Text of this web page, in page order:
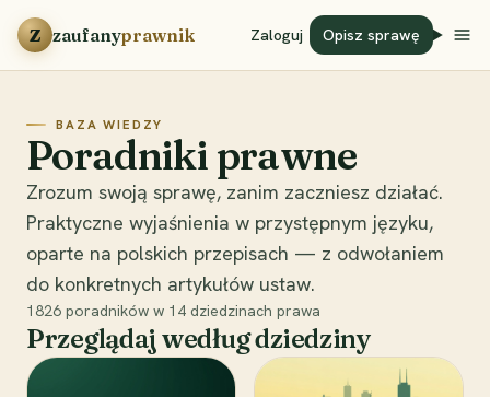
Przejdź do treści
Z zaufanyprawnik Zaloguj Opisz sprawę
BAZA WIEDZY
Poradniki prawne
Zrozum swoją sprawę, zanim zaczniesz działać.
Praktyczne wyjaśnienia w przystępnym języku,
oparte na polskich przepisach — z odwołaniem
do konkretnych artykułów ustaw.
1826 poradników w 14 dziedzinach prawa
Przeglądaj według dziedziny